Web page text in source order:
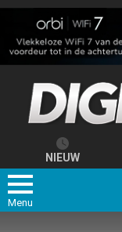
NIEUW
Menu